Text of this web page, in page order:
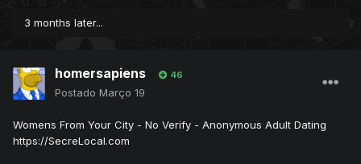
3 months later...
homersapiens 46
Postado Março 19
Womens From Your City - No Verify - Anonymous Adult Dating
https://SecreLocal.com